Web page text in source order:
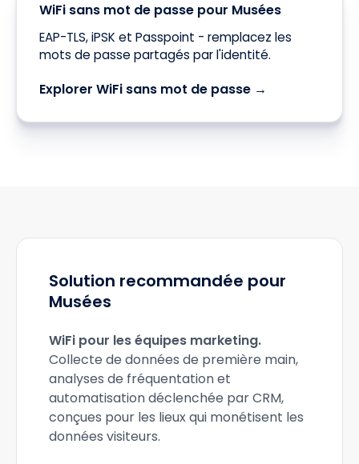
WiFi sans mot de passe pour Musées
EAP-TLS, iPSK et Passpoint - remplacez les
mots de passe partagés par l'identité.
Explorer WiFi sans mot de passe →
Solution recommandée pour
Musées
WiFi pour les équipes marketing.
Collecte de données de première main,
analyses de fréquentation et
automatisation déclenchée par CRM,
conçues pour les lieux qui monétisent les
données visiteurs.